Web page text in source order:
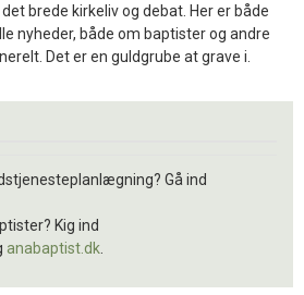
brede kirkeliv og debat. Her er både
nyheder, både om baptister og andre
Det er en guldgrube at grave i.
Gå ind
Kig ind
anabaptist.dk